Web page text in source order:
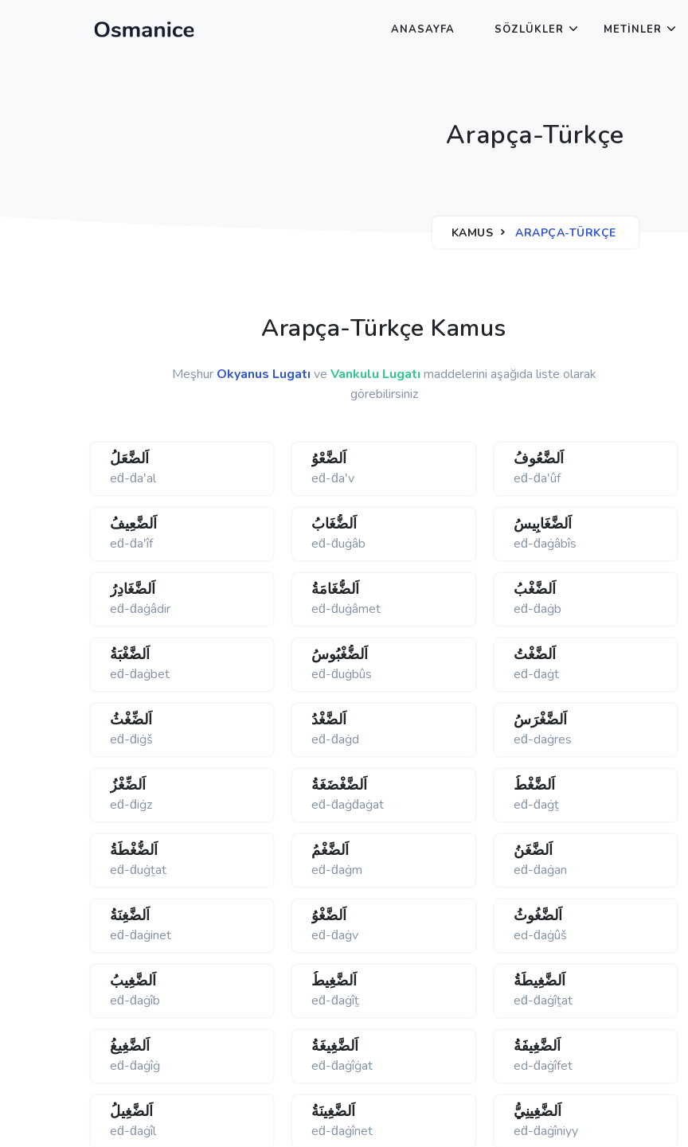
ANASAYFA SÖZLÜKLER METINLER
Arapça-Türkçe
KAMUS ARAPÇA-TÜRKÇE
Arapça-Türkçe Kamus
Meşhur Okyanus Lugatı ve Vankulu Lugatı maddelerini aşağıda liste olarak
görebilirsiniz
اَلضَّعَلُ
eḋ-ḋaʹal
اَلضَّعْوُ
eḋ-ḋaʹv
اَلضَّعُوفُ
eḋ-ḋaʹûf
اَلضَّعِيفُ
eḋ-ḋaʹîf
اَلضُّغَابُ
eḋ-ḋuġâb
اَلضَّغَابِيسُ
eḋ-ḋaġâbîs
اَلضَّغَادِرُ
eḋ-ḋaġâdir
اَلضُّغَامَةُ
eḋ-ḋuġâmet
اَلضَّغْبُ
eḋ-ḋaġb
اَلضَّغْبَةُ
eḋ-ḋaġbet
اَلضُّغْبُوسُ
eḋ-ḋuġbûs
اَلضَّغْتُ
eḋ-ḋaġt
اَلضِّغْثُ
eḋ-ḋiġš
اَلضَّغْدُ
eḋ-ḋaġd
اَلضَّغْرَسُ
eḋ-daġres
اَلضِّغْزُ
eḋ-ḋiġz
اَلضَّغْضَغَةُ
eḋ-ḋaġḋaġat
اَلضَّغْطُ
eḋ-ḋaġṯ
اَلضُّغْطَةُ
eḋ-ḋuġṯat
اَلضَّغْمُ
eḋ-ḋaġm
اَلضَّغَنُ
eḋ-ḋaġan
اَلضَّغِنَةُ
eḋ-ḋaġinet
اَلضَّغْوُ
eḋ-ḋaġv
اَلضَّغُوثُ
ed-ḋaġûš
اَلضَّغِيبُ
eḋ-ḋaġîb
اَلضَّغِيطُ
eḋ-ḋaġîṯ
اَلضَّغِيطَةُ
eḋ-ḋaġîṯat
اَلضَّغِيغُ
eḋ-ḋaġîġ
اَلضَّغِيغَةُ
eḋ-ḋaġîġat
اَلضَّغِيفَةُ
ed-ḋaġîfet
اَلضَّغِيلُ
eḋ-ḋaġîl
اَلضَّغِينَةُ
eḋ-ḋaġînet
اَلضَّغِينِيُّ
eḋ-ḋaġîniyy